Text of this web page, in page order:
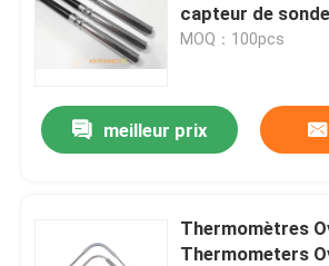
capteur de
température de
MOQ：100pcs
meilleur prix
Thermomètres
Thermometers